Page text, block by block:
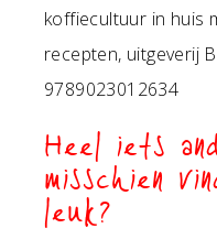
koffiecultuur in huis
recepten, uitgeverij
9789023012634
Heel iets
misschien
leuk?